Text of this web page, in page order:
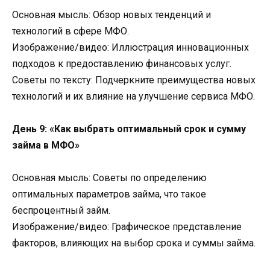
Основная мысль: Обзор новых тенденций и
технологий в сфере МФО.
Изображение/видео: Иллюстрация инновационных
подходов к предоставлению финансовых услуг.
Советы по тексту: Подчеркните преимущества новых
технологий и их влияние на улучшение сервиса МФО.
День 9: «Как выбрать оптимальный срок и сумму
займа в МФО»
Основная мысль: Советы по определению
оптимальных параметров займа, что такое
беспроцентный займ.
Изображение/видео: Графическое представление
факторов, влияющих на выбор срока и суммы займа.